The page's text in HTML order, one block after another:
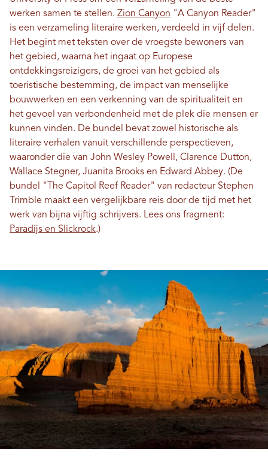
werken samen te stellen. Zion Canyon "A Canyon Reader"
is een verzameling literaire werken, verdeeld in vijf delen.
Het begint met teksten over de vroegste bewoners van
het gebied, waarna het ingaat op Europese
ontdekkingsreizigers, de groei van het gebied als
toeristische bestemming, de impact van menselijke
bouwwerken en een verkenning van de spiritualiteit en
het gevoel van verbondenheid met de plek die mensen er
kunnen vinden. De bundel bevat zowel historische als
literaire verhalen vanuit verschillende perspectieven,
waaronder die van John Wesley Powell, Clarence Dutton,
Wallace Stegner, Juanita Brooks en Edward Abbey. (De
bundel "The Capitol Reef Reader" van redacteur Stephen
Trimble maakt een vergelijkbare reis door de tijd met het
werk van bijna vijftig schrijvers. Lees ons fragment:
Paradijs en Slickrock.)